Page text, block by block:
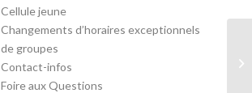
Cellule jeune
Changements d’horaires exceptionnels
de groupes
Contact-infos
Foire aux Questions